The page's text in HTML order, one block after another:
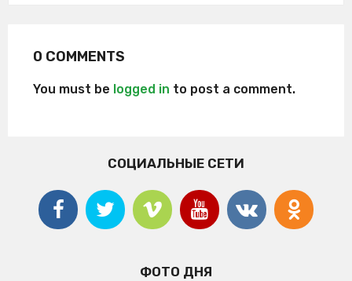
0 COMMENTS
You must be logged in to post a comment.
СОЦИАЛЬНЫЕ СЕТИ
ФОТО ДНЯ